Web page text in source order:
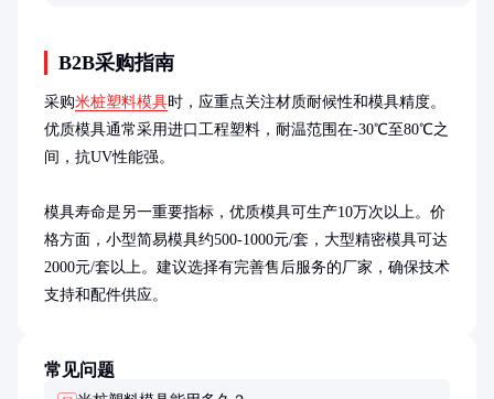
B2B采购指南
采购米桩塑料模具时，应重点关注材质耐候性和模具精度。
优质模具通常采用进口工程塑料，耐温范围在-30℃至80℃之
间，抗UV性能强。
模具寿命是另一重要指标，优质模具可生产10万次以上。价
格方面，小型简易模具约500-1000元/套，大型精密模具可达
2000元/套以上。建议选择有完善售后服务的厂家，确保技术
支持和配件供应。
常见问题